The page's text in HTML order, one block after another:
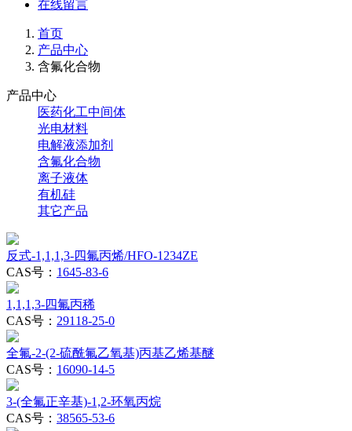
在线留言
首页
产品中心
含氟化合物
产品中心
医药化工中间体
光电材料
电解液添加剂
含氟化合物
离子液体
有机硅
其它产品
反式-1,1,1,3-四氟丙烯/HFO-1234ZE
CAS号： 1645-83-6
1,1,1,3-四氟丙稀
CAS号： 29118-25-0
全氟-2-(2-硫酰氟乙氧基)丙基乙烯基醚
CAS号： 16090-14-5
3-(全氟正辛基)-1,2-环氧丙烷
CAS号： 38565-53-6